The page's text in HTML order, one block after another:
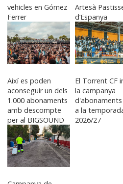
vehicles en Gómez
Ferrer
Artesà
d’Espanya
Així es poden
aconseguir un dels
1.000 abonaments
amb descompte
per al BIGSOUND
2027
El Torrent CF
la campanya
a la
2026/27